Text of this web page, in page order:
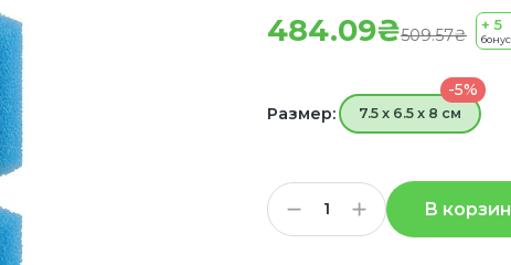
484.09₴509.57₴
+ 5
Размер:
-5%
7.5 x 6.5 x 8 см
В